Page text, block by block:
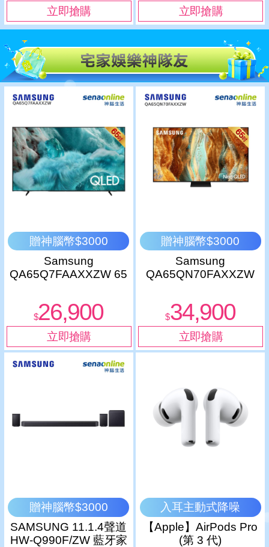
贈神腦幣$3000
Samsung
QA65Q7FAAXXZW 65
$26,900
贈神腦幣$3000
Samsung
QA65QN70FAXXZW
【贈神腦幣】
$34,900
贈神腦幣$3000
SAMSUNG 11.1.4聲道
HW-Q990F/ZW 藍牙家
入耳主動式降噪
【Apple】AirPods Pro
(第 3 代)